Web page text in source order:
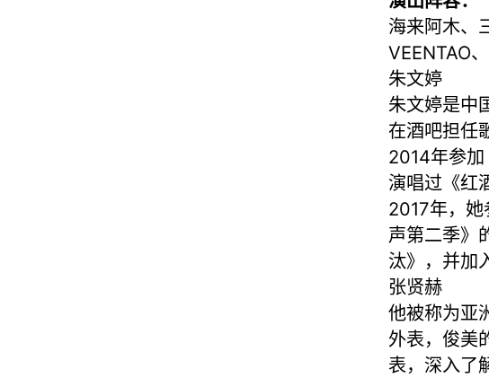
海来阿木、
VEENTAO
朱文婷
朱文婷是中
在酒吧担任
2014年参
演唱过《红
2017年，
声第二季》
汰》，并加
张贤赫
他被称为亚
外表，俊美
表，深入了